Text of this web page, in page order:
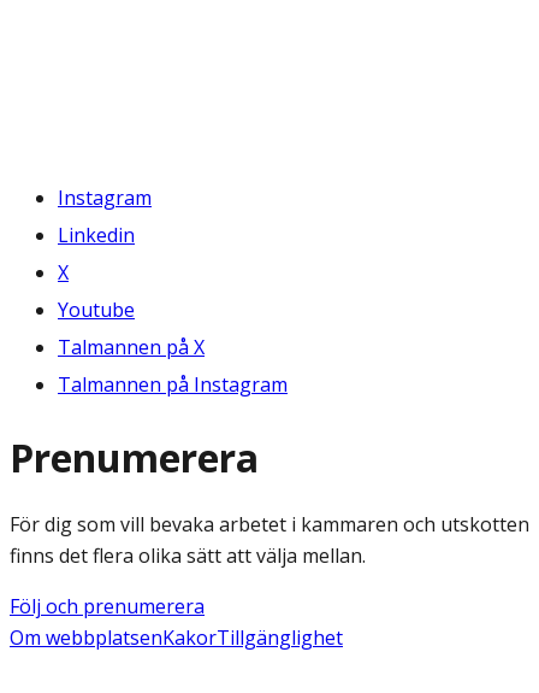
Instagram
Linkedin
X
Youtube
Talmannen på X
Talmannen på Instagram
Prenumerera
För dig som vill bevaka arbetet i kammaren och utskotten
finns det flera olika sätt att välja mellan.
Följ och prenumerera
Om webbplatsenKakorTillgänglighet